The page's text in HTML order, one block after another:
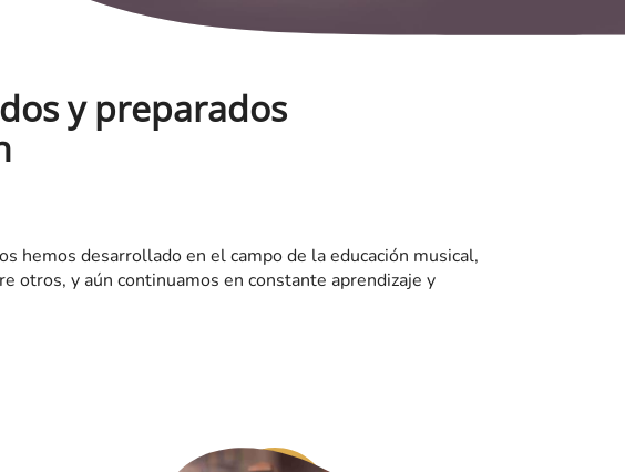
y preparados
hemos desarrollado en el campo de la educación musical,
otros, y aún continuamos en constante aprendizaje y